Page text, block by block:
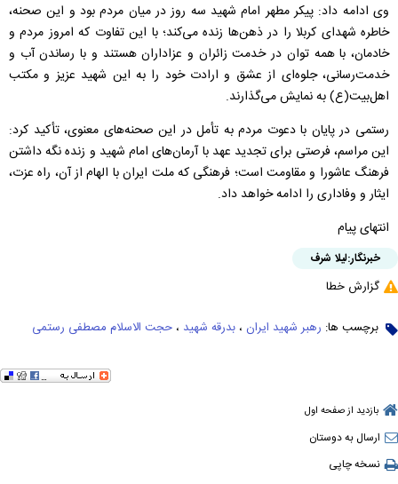
وی ادامه داد: پیکر مطهر امام شهید سه روز در میان مردم بود و این صحنه،
خاطره شهدای کربلا را در ذهن‌ها زنده می‌کند؛ با این تفاوت که امروز مردم و
خادمان، با همه توان در خدمت زائران و عزاداران هستند و با رساندن آب و
خدمت‌رسانی، جلوه‌ای از عشق و ارادت خود را به این شهید عزیز و مکتب
اهل‌بیت(ع) به نمایش می‌گذارند.
رستمی در پایان با دعوت مردم به تأمل در این صحنه‌های معنوی، تأکید کرد:
این مراسم، فرصتی برای تجدید عهد با آرمان‌های امام شهید و زنده نگه داشتن
فرهنگ عاشورا و مقاومت است؛ فرهنگی که ملت ایران با الهام از آن، راه عزت،
ایثار و وفاداری را ادامه خواهد داد.
انتهای پیام
خبرنگار:لیلا شرف
گزارش خطا
برچسب ها: رهبر شهید ایران ، بدرقه شهید ، حجت الاسلام مصطفی رستمی
بازدید از صفحه اول
ارسال به دوستان
نسخه چاپی